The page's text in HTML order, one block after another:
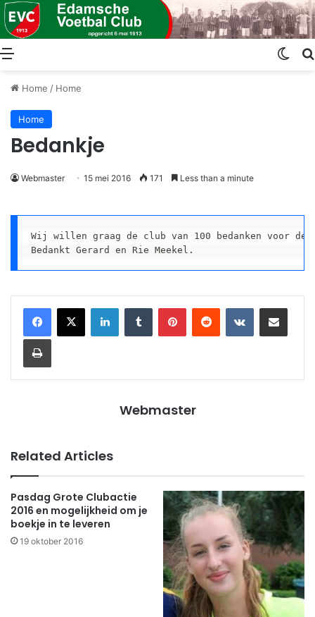
Menu
Home / Home
Home
Bedankje
Webmaster 15 mei 2016 171 Less than a minute
Wij willen graag de club van 100 bedanken voor
Bedankt Gerard en Rie Meekel.
LinkedInTumblr PinterestReddit VKontakteShare via Email
Print
Webmaster
Related Articles
Pasdag Grote Clubactie
2016 en mogelijkheid om je
boekje in te leveren
19 oktober 2016